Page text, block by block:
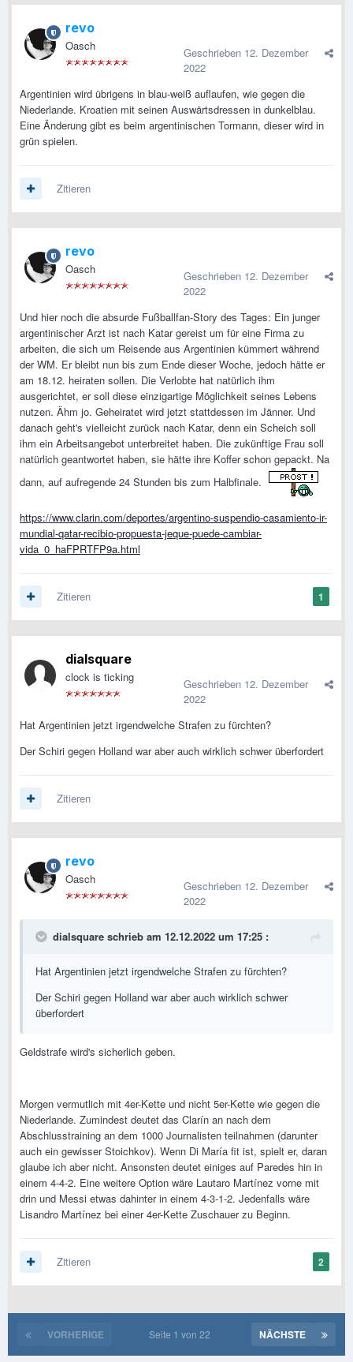
revo
Oasch Geschrieben 12. Dezember
2022
Argentinien wird übrigens in blau-weiß auflaufen, wie gegen die
Niederlande. Kroatien mit seinen Auswärtsdressen in dunkelblau.
Eine Änderung gibt es beim argentinischen Tormann, dieser wird in
grün spielen.
Zitieren
revo
Oasch Geschrieben 12. Dezember
2022
Und hier noch die absurde Fußballfan-Story des Tages: Ein junger
argentinischer Arzt ist nach Katar gereist um für eine Firma zu
arbeiten, die sich um Reisende aus Argentinien kümmert während
der WM. Er bleibt nun bis zum Ende dieser Woche, jedoch hätte er
am 18.12. heiraten sollen. Die Verlobte hat natürlich ihm
ausgerichtet, er soll diese einzigartige Möglichkeit seines Lebens
nutzen. Ähm jo. Geheiratet wird jetzt stattdessen im Jänner. Und
danach geht's vielleicht zurück nach Katar, denn ein Scheich soll
ihm ein Arbeitsangebot unterbreitet haben. Die zukünftige Frau soll
natürlich geantwortet haben, sie hätte ihre Koffer schon gepackt. Na
dann, auf aufregende 24 Stunden bis zum Halbfinale.
https://www.clarin.com/deportes/argentino-suspendio-casamiento-ir-
mundial-qatar-recibio-propuesta-jeque-puede-cambiar-
vida_0_haFPRTFP9a.html
1
Zitieren
dialsquare
clock is ticking Geschrieben 12. Dezember
2022
Hat Argentinien jetzt irgendwelche Strafen zu fürchten?
Der Schiri gegen Holland war aber auch wirklich schwer überfordert
Zitieren
revo
Oasch Geschrieben 12. Dezember
2022
dialsquare schrieb am 12.12.2022 um 17:25 :
Hat Argentinien jetzt irgendwelche Strafen zu fürchten?
Der Schiri gegen Holland war aber auch wirklich schwer
überfordert
Geldstrafe wird's sicherlich geben.
Morgen vermutlich mit 4er-Kette und nicht 5er-Kette wie gegen die
Niederlande. Zumindest deutet das Clarín an nach dem
Abschlusstraining an dem 1000 Journalisten teilnahmen (darunter
auch ein gewisser Stoichkov). Wenn Di María fit ist, spielt er, daran
glaube ich aber nicht. Ansonsten deutet einiges auf Paredes hin in
einem 4-4-2. Eine weitere Option wäre Lautaro Martínez vorne mit
drin und Messi etwas dahinter in einem 4-3-1-2. Jedenfalls wäre
Lisandro Martínez bei einer 4er-Kette Zuschauer zu Beginn.
2
Zitieren
VORHERIGE NÄCHSTE
Seite 1 von 22